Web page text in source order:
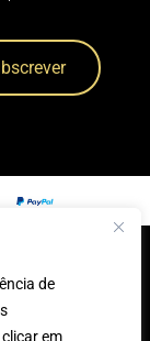
de
em